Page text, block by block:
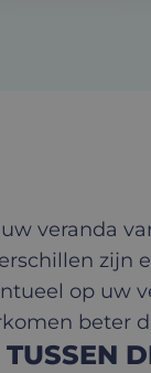
veranda
zijn
op uw
beter